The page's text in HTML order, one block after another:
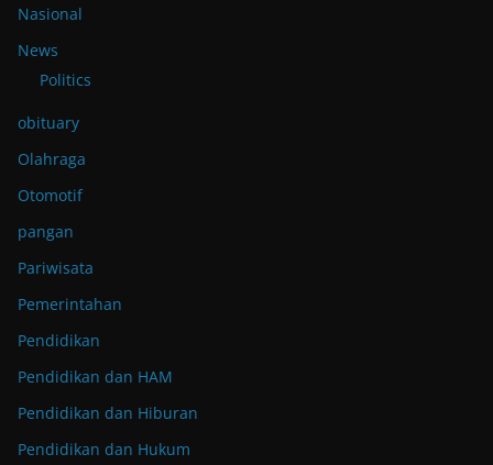
Nasional
News
Politics
obituary
Olahraga
Otomotif
pangan
Pariwisata
Pemerintahan
Pendidikan
Pendidikan dan HAM
Pendidikan dan Hiburan
Pendidikan dan Hukum